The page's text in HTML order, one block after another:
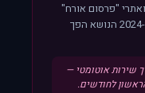
"פרסום אורח"
מוזלים שגוגל מסמנת כ-spam. ב-2024-2025 הנושא הפך
דרך שירות אוטומטי —
לחודשים.